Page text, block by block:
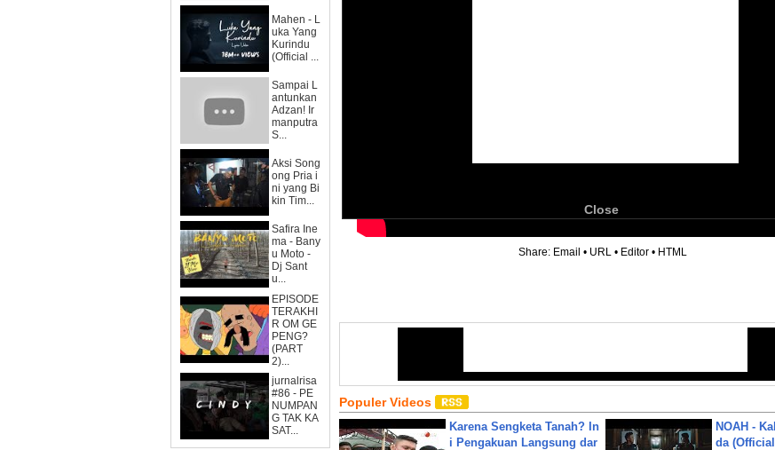
Mahen - L
uka Yang
Kurindu
(Official ...
Sampai L
antunkan
Adzan! Ir
manputra
S...
Aksi Song
ong Pria i
ni yang Bi
kin Tim...
Safira Ine
ma - Bany
u Moto -
Dj Sant
u...
EPISODE
TERAKHI
R OM GE
PENG?
(PART
2)...
jurnalrisa
#86 - PE
NUMPAN
G TAK KA
SAT...
Close
Share: Email • URL • Editor • HTML
Populer Videos
Karena Sengketa Tanah? In
i Pengakuan Langsung dar
NOAH -
da